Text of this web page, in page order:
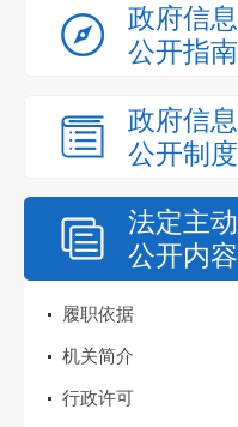
政府信息
公开指南
政府信息
公开制度
法定主动
公开内容
履职依据
机关简介
行政许可